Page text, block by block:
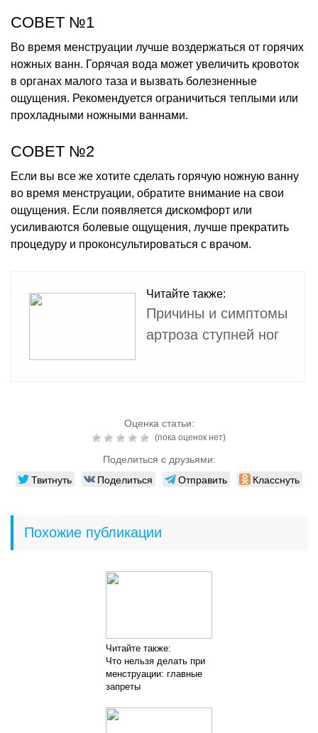
СОВЕТ №1
Во время менструации лучше воздержаться от горячих
ножных ванн. Горячая вода может увеличить кровоток
в органах малого таза и вызвать болезненные
ощущения. Рекомендуется ограничиться теплыми или
прохладными ножными ваннами.
СОВЕТ №2
Если вы все же хотите сделать горячую ножную ванну
во время менструации, обратите внимание на свои
ощущения. Если появляется дискомфорт или
усиливаются болевые ощущения, лучше прекратить
процедуру и проконсультироваться с врачом.
Читайте также:
Причины и симптомы
артроза ступней ног
Оценка статьи:
(пока оценок нет)
Поделиться с друзьями:
Твитнуть Поделиться Отправить Класснуть
Похожие публикации
Читайте также:
Что нельзя делать при
менструации: главные
запреты